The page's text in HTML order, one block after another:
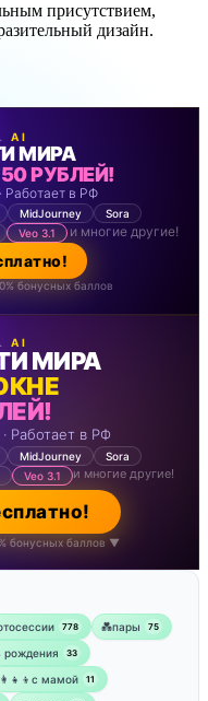
присутствием,
дизайн.
AI
МИРА
РУБЛЕЙ!
· Работает в РФ
MidJourney
Sora
Veo 3.1 и многие другие!
бонусных баллов
AI
МИРА
· Работает в РФ
MidJourney
Sora
Veo 3.1 и многие другие!
бонусных баллов ▼
778 💑пары 75
рождения 33
👩‍👧‍👦с мамой 11